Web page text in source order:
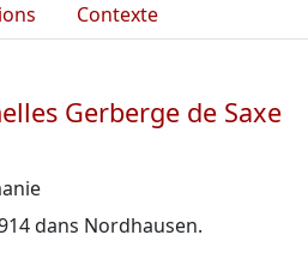
Contexte
Gerberge de Saxe
dans Nordhausen.